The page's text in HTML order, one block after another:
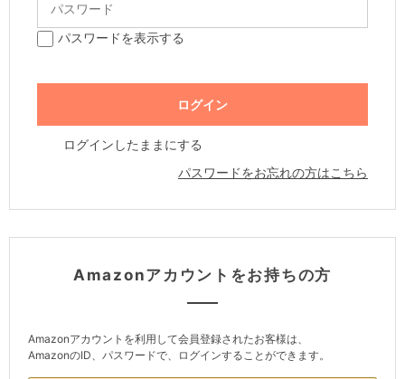
パスワードを表示する
ログインしたままにする
パスワードをお忘れの方はこちら
Amazonアカウントをお持ちの方
Amazonアカウントを利用して会員登録されたお客様は、
AmazonのID、パスワードで、ログインすることができます。